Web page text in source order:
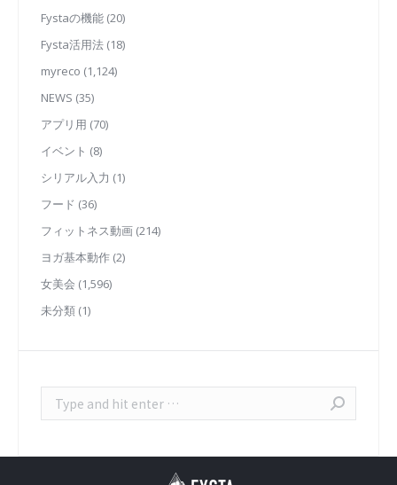
Fystaの機能 (20)
Fysta活用法 (18)
myreco (1,124)
NEWS (35)
アプリ用 (70)
イベント (8)
シリアル入力 (1)
フード (36)
フィットネス動画 (214)
ヨガ基本動作 (2)
女美会 (1,596)
未分類 (1)